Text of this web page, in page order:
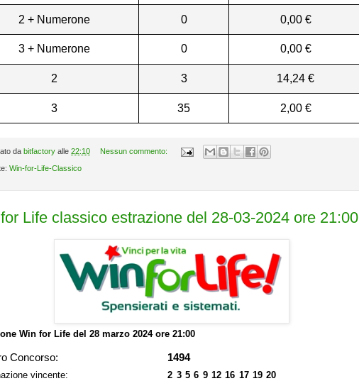
2 + Numerone 0 0,00 €
3 + Numerone 0 0,00 €
2 3 14,24 €
3 35 2,00 €
da bitfactory alle 22:10 Nessun commento:
Win-for-Life-Classico
Life classico estrazione del 28-03-2024 ore 21:00
Win for Life del 28 marzo 2024 ore 21:00
Concorso: 1494
vincente:
2 3 5 6 9 12 16 17 19 20